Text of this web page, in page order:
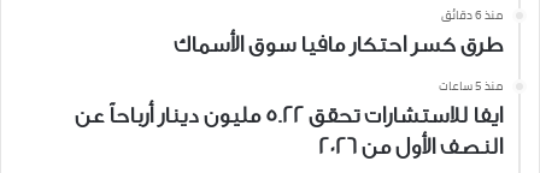
منذ 6 دقائق
طرق كسر احتكار مافيا سوق الأسماك
منذ 5 ساعات
ايفا للاستشارات تحقق 5.22 مليون دينار أرباحاً عن
النصف الأول من 2026